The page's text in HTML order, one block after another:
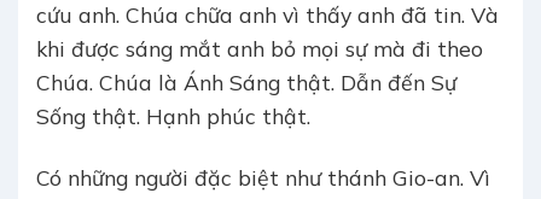
cứu anh. Chúa chữa anh vì thấy anh đã tin. Và
khi được sáng mắt anh bỏ mọi sự mà đi theo
Chúa. Chúa là Ánh Sáng thật. Dẫn đến Sự
Sống thật. Hạnh phúc thật.
Có những người đặc biệt như thánh Gio-an. Vì